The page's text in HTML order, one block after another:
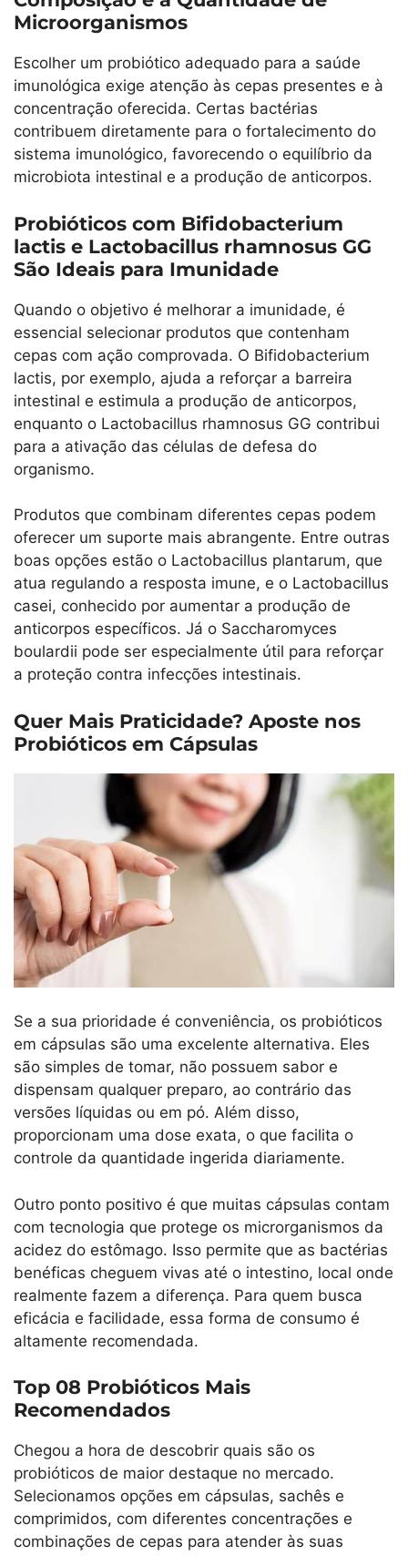
Microorganismos
Escolher um probiótico adequado para a saúde
imunológica exige atenção às cepas presentes e à
concentração oferecida. Certas bactérias
contribuem diretamente para o fortalecimento do
sistema imunológico, favorecendo o equilíbrio da
microbiota intestinal e a produção de anticorpos.
Probióticos com Bifidobacterium
lactis e Lactobacillus rhamnosus GG
São Ideais para Imunidade
Quando o objetivo é melhorar a imunidade, é
essencial selecionar produtos que contenham
cepas com ação comprovada. O Bifidobacterium
lactis, por exemplo, ajuda a reforçar a barreira
intestinal e estimula a produção de anticorpos,
enquanto o Lactobacillus rhamnosus GG contribui
para a ativação das células de defesa do
organismo.
Produtos que combinam diferentes cepas podem
oferecer um suporte mais abrangente. Entre outras
boas opções estão o Lactobacillus plantarum, que
atua regulando a resposta imune, e o Lactobacillus
casei, conhecido por aumentar a produção de
anticorpos específicos. Já o Saccharomyces
boulardii pode ser especialmente útil para reforçar
a proteção contra infecções intestinais.
Quer Mais Praticidade? Aposte nos
Probióticos em Cápsulas
Se a sua prioridade é conveniência, os probióticos
em cápsulas são uma excelente alternativa. Eles
são simples de tomar, não possuem sabor e
dispensam qualquer preparo, ao contrário das
versões líquidas ou em pó. Além disso,
proporcionam uma dose exata, o que facilita o
controle da quantidade ingerida diariamente.
Outro ponto positivo é que muitas cápsulas contam
com tecnologia que protege os microrganismos da
acidez do estômago. Isso permite que as bactérias
benéficas cheguem vivas até o intestino, local onde
realmente fazem a diferença. Para quem busca
eficácia e facilidade, essa forma de consumo é
altamente recomendada.
Top 08 Probióticos Mais
Recomendados
Chegou a hora de descobrir quais são os
probióticos de maior destaque no mercado.
Selecionamos opções em cápsulas, sachês e
comprimidos, com diferentes concentrações e
combinações de cepas para atender às suas